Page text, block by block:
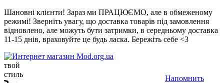
Шановні клієнти! Зараз ми ПРАЦЮЄМО, але в обмеженому
режимі! Зверніть увагу, що доставка товарів під замовлення
відновлено, але можуть бути затримки, в середньому доставка
11-15 днів, враховуйте це будь ласка. Бережіть себе <3
твой
стиль
Напомнить